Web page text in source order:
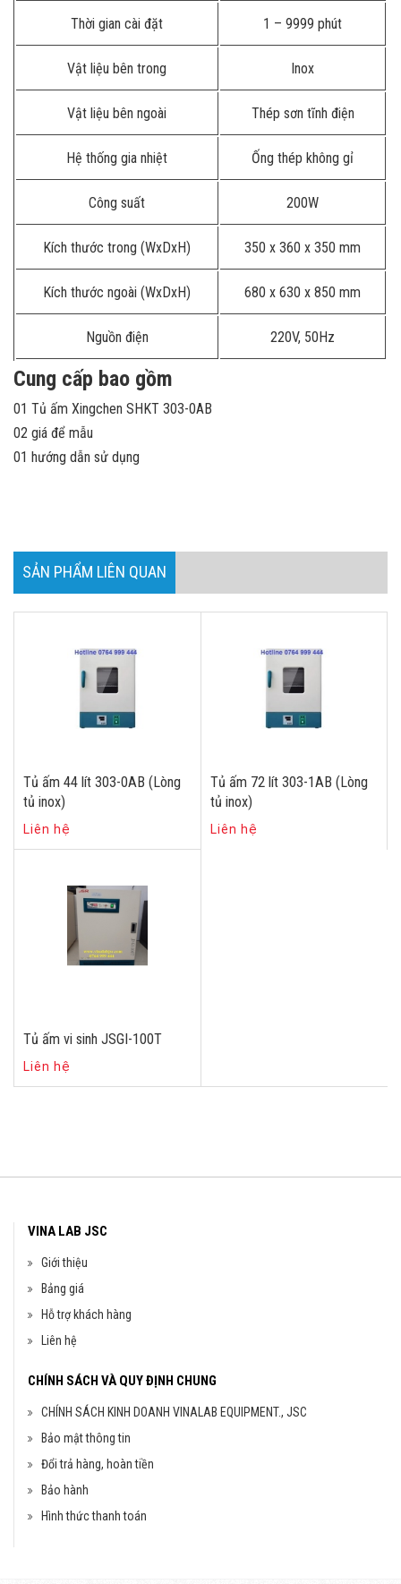
Thời gian cài đặt 1 – 9999 phút
Vật liệu bên trong Inox
Vật liệu bên ngoài Thép sơn tĩnh điện
Hệ thống gia nhiệt Ống thép không gỉ
Công suất 200W
Kích thước trong (WxDxH) 350 x 360 x 350 mm
Kích thước ngoài (WxDxH) 680 x 630 x 850 mm
Nguồn điện 220V, 50Hz
Cung cấp bao gồm
01 Tủ ấm Xingchen SHKT 303-0AB
02 giá để mẫu
01 hướng dẫn sử dụng
SẢN PHẨM LIÊN QUAN
Tủ ấm 44 lít 303-0AB (Lòng
tủ inox)
Liên hệ
Tủ ấm 72 lít 303-1AB (Lòng
tủ inox)
Liên hệ
Tủ ấm vi sinh JSGI-100T
Liên hệ
VINA LAB JSC
Giới thiệu
Bảng giá
Hỗ trợ khách hàng
Liên hệ
CHÍNH SÁCH VÀ QUY ĐỊNH CHUNG
CHÍNH SÁCH KINH DOANH VINALAB EQUIPMENT., JSC
Bảo mật thông tin
Đổi trả hàng, hoàn tiền
Bảo hành
Hình thức thanh toán